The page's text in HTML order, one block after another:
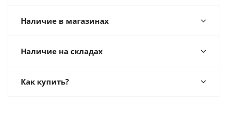
Наличие в магазинах
Наличие на складах
Как купить?